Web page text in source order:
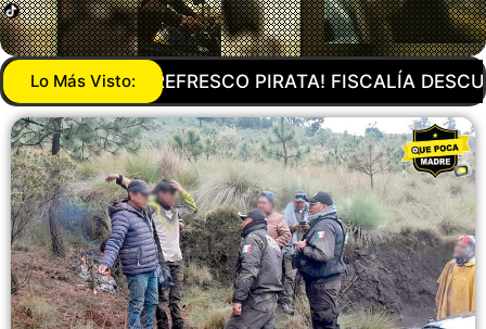
Lo Más Visto:
DESCUBRE DOS INMUEBLES DONDE OCULTABAN